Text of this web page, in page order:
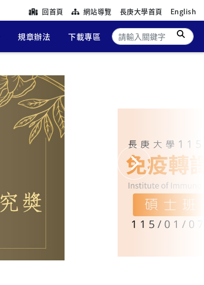
回首頁 網站導覽 長庚大學首頁 English
規章辦法 下載專區 搜尋